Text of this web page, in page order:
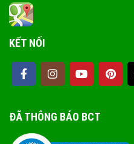
KẾT NỐI
ĐÃ THÔNG BÁO BCT